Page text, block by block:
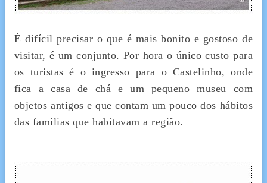
É difícil precisar o que é mais bonito e gostoso de
visitar, é um conjunto. Por hora o único custo para
os turistas é o ingresso para o Castelinho, onde
fica a casa de chá e um pequeno museu com
objetos antigos e que contam um pouco dos hábitos
das famílias que habitavam a região.